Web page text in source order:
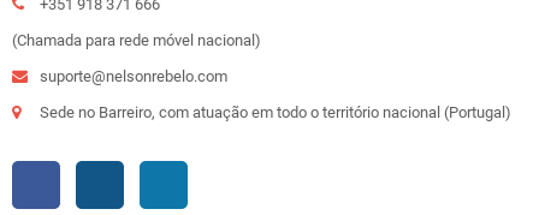
+351 918 371 666
(Chamada para rede móvel nacional)
suporte@nelsonrebelo.com
Sede no Barreiro, com atuação em todo o território nacional (Portugal)